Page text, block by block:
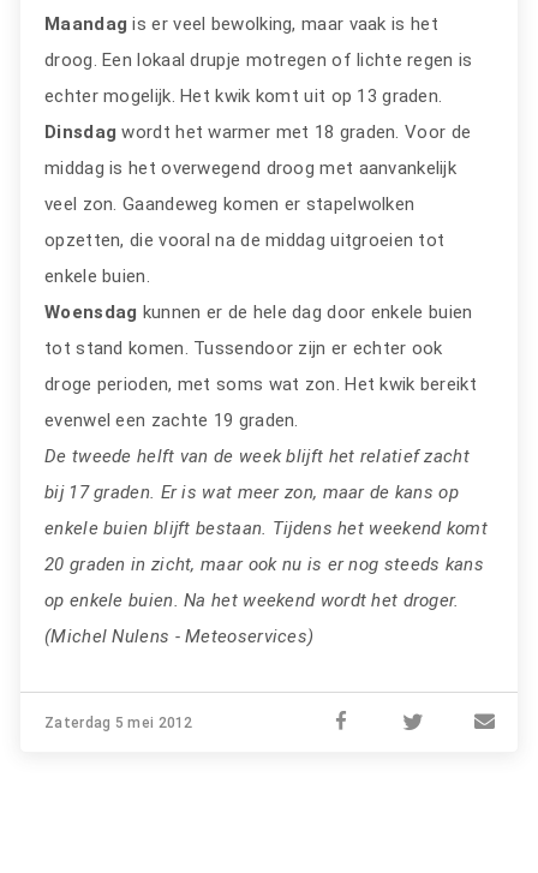
Maandag is er veel bewolking, maar vaak is het
droog. Een lokaal drupje motregen of lichte regen is
echter mogelijk. Het kwik komt uit op 13 graden.
Dinsdagwordt het warmer met 18 graden. Voor de
middag is het overwegend droog met aanvankelijk
veel zon. Gaandeweg komen er stapelwolken
opzetten, die vooral na de middag uitgroeien tot
enkele buien.
Woensdag kunnen er de hele dag door enkele buien
tot stand komen. Tussendoor zijn er echter ook
droge perioden, met soms wat zon. Het kwik bereikt
evenwel een zachte 19 graden.
De tweede helft van de week blijft het relatief zacht
bij 17 graden. Er is wat meer zon, maar de kans op
enkele buien blijft bestaan. Tijdens het weekend komt
20 graden in zicht, maar ook nu is er nog steeds kans
op enkele buien. Na het weekend wordt het droger.
(Michel Nulens - Meteoservices)
Zaterdag 5 mei 2012